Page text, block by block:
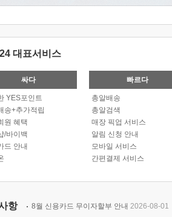
대표서비스
싸다
YES포인트
송+추가적립
원 혜택
/바이백
드 안내
빠르다
총알배송
총알검색
매장 픽업 서비스
알림 신청 안내
모바일 서비스
간편결제 서비스
항 8월 신용카드 무이자할부 안내 2026-08-01